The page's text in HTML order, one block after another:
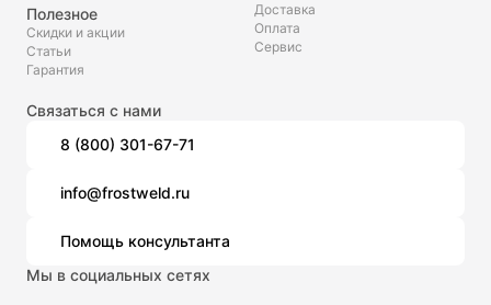
Полезное
Скидки и акции
Статьи
Гарантия
Доставка
Оплата
Сервис
Связаться с нами
8 (800) 301-67-71
info@frostweld.ru
Помощь консультанта
Мы в социальных сетях